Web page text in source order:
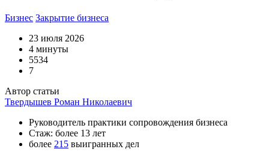
Бизнес Закрытие бизнеса
23 июля 2026
4 минуты
5534
7
Автор статьи
Твердышев Роман Николаевич
Руководитель практики сопровождения бизнеса
Стаж: более 13 лет
более 215 выигранных дел